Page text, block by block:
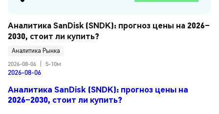
Аналитика SanDisk (SNDK): прогноз цены на 2026–
2030, стоит ли купить?
Аналитика Рынка
2026-08-06
5-10м
2026-08-06
Аналитика SanDisk (SNDK): прогноз цены на
2026–2030, стоит ли купить?